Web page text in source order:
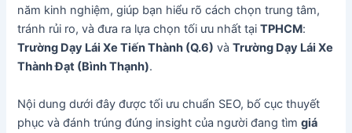
năm kinh nghiệm, giúp bạn hiểu rõ cách chọn trung tâm,
tránh rủi ro, và đưa ra lựa chọn tối ưu nhất tạiTPHCM:
Trường Dạy Lái Xe Tiến Thành (Q.6) vàTrường Dạy Lái Xe
Thành Đạt (Bình Thạnh).
Nội dung dưới đây được tối ưu chuẩn SEO, bố cục thuyết
phục và đánh trúng đúng insight của người đang tìmgiá